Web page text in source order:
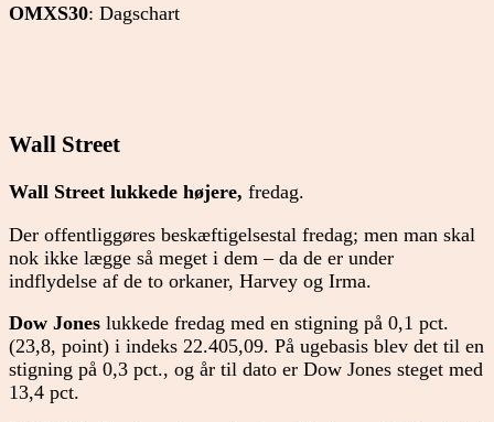
OMXS30: Dagschart
Wall Street
Wall Street lukkede højere, fredag.
Der offentliggøres beskæftigelsestal fredag; men man skal
nok ikke lægge så meget i dem – da de er under
indflydelse af de to orkaner, Harvey og Irma.
Dow Jones lukkede fredag med en stigning på 0,1 pct.
(23,8, point) i indeks 22.405,09. På ugebasis blev det til en
stigning på 0,3 pct., og år til dato er Dow Jones steget med
13,4 pct.